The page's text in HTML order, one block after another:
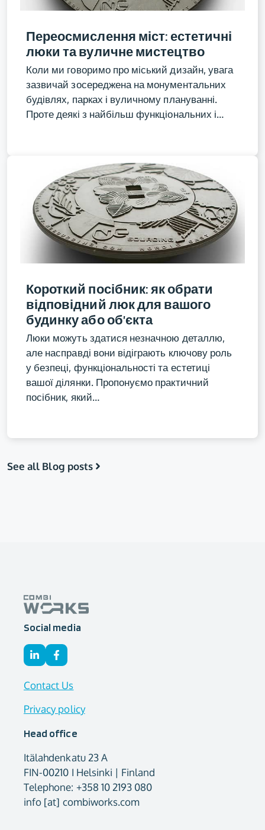
Переосмислення міст: естетичні
люки та вуличне мистецтво
Коли ми говоримо про міський дизайн, увага
зазвичай зосереджена на монументальних
будівлях, парках і вуличному плануванні.
Проте деякі з найбільш функціональних і…
Короткий посібник: як обрати
відповідний люк для вашого
будинку або об’єкта
Люки можуть здатися незначною деталлю,
але насправді вони відіграють ключову роль
у безпеці, функціональності та естетиці
вашої ділянки. Пропонуємо практичний
посібник, який…
See all Blog posts
Head office
Itälahdenkatu 23 A
FIN-00210 I Helsinki | Finland
Telephone: +358 10 2193 080
info [at] combiworks.com
Social media
Contact Us
Privacy policy